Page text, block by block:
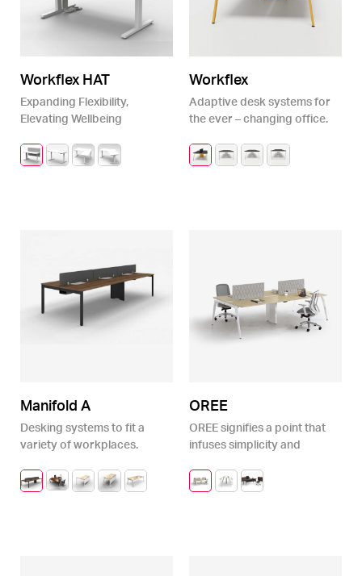
Workflex HAT
Expanding Flexibility,
Elevating Wellbeing
Workflex
Adaptive desk systems for
the ever – changing office.
Manifold A
Desking systems to fit a
variety of workplaces.
Dynamic
OREE
OREE signifies a point that
infuses simplicity and
inspiration from Japanese
origami.